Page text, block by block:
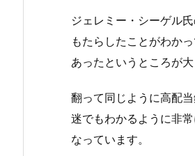
ジェレミー・シーゲル
もたらしたことがわか
あったというところが
翻って同じように高配
迷でもわかるように非
なっています。